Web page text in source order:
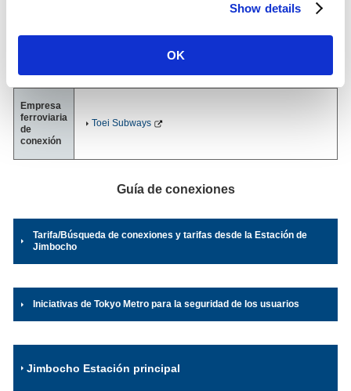
Show details
OK
conectada y compartida con la línea de otro operador.
2-2, Kanda-jimbocho, Chiyoda-ku, Tokyo
Empresa
ferroviaria
de
conexión
Toei Subways
Guía de conexiones
Tarifa/Búsqueda de conexiones y tarifas desde la Estación de
Jimbocho
Iniciativas de Tokyo Metro para la seguridad de los usuarios
Jimbocho Estación principal